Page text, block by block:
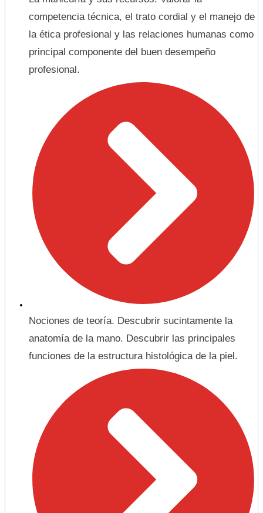
competencia técnica, el trato cordial y el manejo de
la ética profesional y las relaciones humanas como
principal componente del buen desempeño
profesional.
Nociones de teoría. Descubrir sucintamente la
anatomía de la mano. Descubrir las principales
funciones de la estructura histológica de la piel.